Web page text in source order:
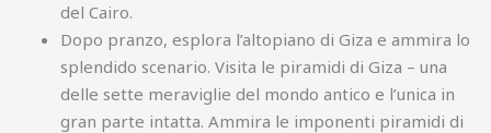
del Cairo.
Dopo pranzo, esplora l’altopiano di Giza e ammira lo
splendido scenario. Visita le piramidi di Giza – una
delle sette meraviglie del mondo antico e l’unica in
gran parte intatta. Ammira le imponenti piramidi di